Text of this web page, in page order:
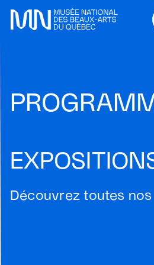
Sauter au menu principal
Sauter au contenu principal
Sauter au pied de page
Découvrez toutes